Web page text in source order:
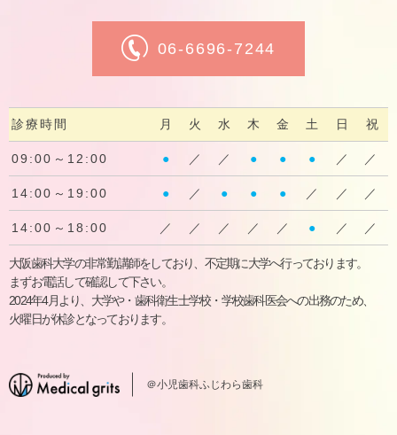
06-6696-7244
診療時間 月 火 水 木 金 土 日 祝
09:00～12:00 ● ／ ／ ● ● ● ／ ／
14:00～19:00 ● ／ ● ● ● ／ ／ ／
14:00～18:00 ／ ／ ／ ／ ／ ● ／ ／
大阪歯科大学の非常勤講師をしており、不定期に大学へ行っております。
まずお電話して確認して下さい。
2024年4月より、大学や・歯科衛生士学校・学校歯科医会への出務のため、
火曜日が休診となっております。
＠小児歯科ふじわら歯科